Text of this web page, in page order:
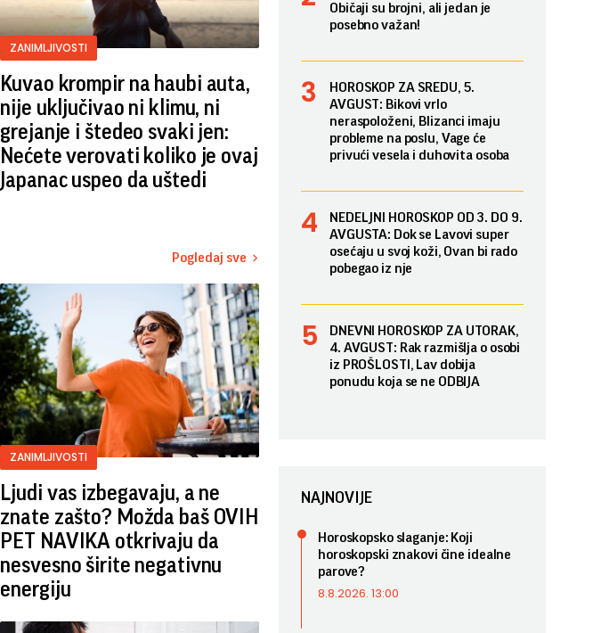
ZANIMLJIVOSTI
Kuvao krompir na haubi auta,
nije uključivao ni klimu, ni
grejanje i štedeo svaki jen:
Nećete verovati koliko je ovaj
Japanac uspeo da uštedi
Pogledaj sve
ZANIMLJIVOSTI
Ljudi vas izbegavaju, a ne
znate zašto? Možda baš OVIH
PET NAVIKA otkrivaju da
nesvesno širite negativnu
energiju
Običaji su brojni, ali jedan je
posebno važan!
HOROSKOP ZA SREDU, 5.
AVGUST: Bikovi vrlo
neraspoloženi, Blizanci imaju
probleme na poslu, Vage će
privući vesela i duhovita osoba
NEDELJNI HOROSKOP OD 3. DO 9.
AVGUSTA: Dok se Lavovi super
osećaju u svoj koži, Ovan bi rado
pobegao iz nje
DNEVNI HOROSKOP ZA UTORAK,
4. AVGUST: Rak razmišlja o osobi
iz PROŠLOSTI, Lav dobija
ponudu koja se ne ODBIJA
NAJNOVIJE
Horoskopsko slaganje: Koji
horoskopski znakovi čine idealne
parove?
8.8.2026. 13:00